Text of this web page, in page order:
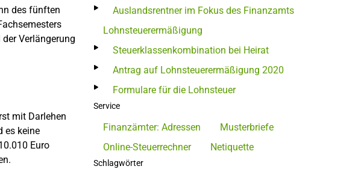
des fünften
Verlängerung
mit Darlehen
es keine
Euro
Auslandsrentner im Fokus des Finanzamts
Lohnsteuerermäßigung
Steuerklassenkombination bei Heirat
Antrag auf Lohnsteuerermäßigung 2020
Formulare für die Lohnsteuer
Service
Finanzämter: Adressen
Musterbriefe
Online-Steuerrechner
Netiquette
Schlagwörter